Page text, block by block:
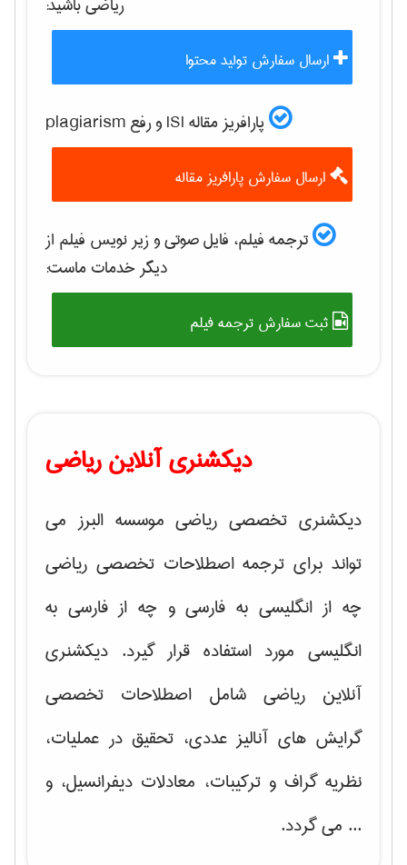
ارسال سفارش تولید محتوا
پارافریز مقاله ISI و رفع plagiarism
ارسال سفارش پارافریز مقاله
ترجمه فیلم، فایل صوتی و زیر نویس فیلم از
دیگر خدمات ماست:
ثبت سفارش ترجمه فیلم
دیکشنری آنلاین ریاضی
دیکشنری تخصصی ریاضی موسسه البرز می
تواند برای ترجمه اصطلاحات تخصصی ریاضی
چه از انگلیسی به فارسی و چه از فارسی به
انگلیسی مورد استفاده قرار گیرد. دیکشنری
آنلاین ریاضی شامل اصطلاحات تخصصی
گرایش های آنالیز عددی، تحقیق در عملیات،
نظریه گراف و تركیبات، معادلات دیفرانسیل، و
... می گردد.